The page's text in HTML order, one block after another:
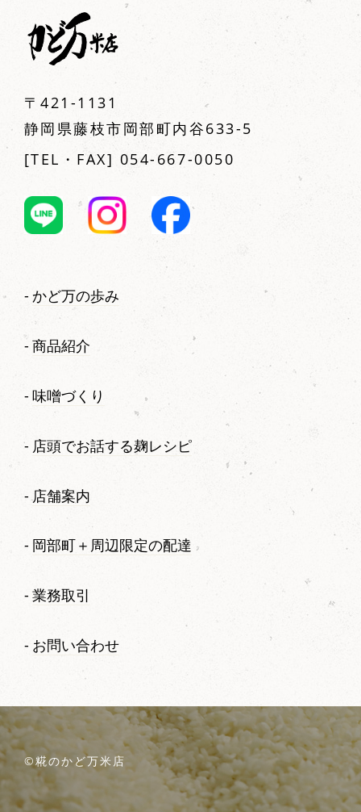
〒421-1131
静岡県藤枝市岡部町内谷633-5
[TEL・FAX] 054-667-0050
かど万の歩み
商品紹介
味噌づくり
店頭でお話する麹レシピ
店舗案内
岡部町＋周辺限定の配達
業務取引
お問い合わせ
©糀のかど万米店